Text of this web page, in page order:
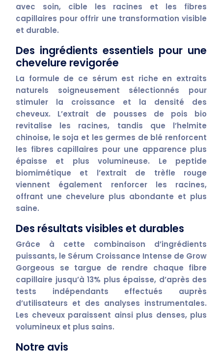
avec soin, cible les racines et les fibres
capillaires pour offrir une transformation visible
et durable.
Des ingrédients essentiels pour une
chevelure revigorée
La formule de ce sérum est riche en extraits
naturels soigneusement sélectionnés pour
stimuler la croissance et la densité des
cheveux. L’extrait de pousses de pois bio
revitalise les racines, tandis que l’helmite
chinoise, le soja et les germes de blé renforcent
les fibres capillaires pour une apparence plus
épaisse et plus volumineuse. Le peptide
biomimétique et l’extrait de trèfle rouge
viennent également renforcer les racines,
offrant une chevelure plus abondante et plus
saine.
Des résultats visibles et durables
Grâce à cette combinaison d’ingrédients
puissants, le Sérum Croissance Intense de Grow
Gorgeous se targue de rendre chaque fibre
capillaire jusqu’à 13% plus épaisse, d’après des
tests indépendants effectués auprès
d’utilisateurs et des analyses instrumentales.
Les cheveux paraissent ainsi plus denses, plus
volumineux et plus sains.
Notre avis